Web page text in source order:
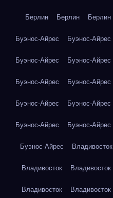
Берлин Берлин Берлин
Буэнос-Айрес Буэнос-Айрес
Буэнос-Айрес Буэнос-Айрес
Буэнос-Айрес Буэнос-Айрес
Буэнос-Айрес Буэнос-Айрес
Буэнос-Айрес Буэнос-Айрес
Буэнос-Айрес Владивосток
Владивосток Владивосток
Владивосток Владивосток